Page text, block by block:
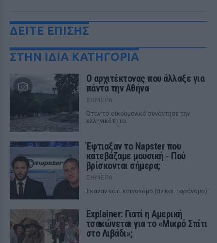
ΔΕΙΤΕ ΕΠΙΣΗΣ
ΣΤΗΝ ΙΔΙΑ ΚΑΤΗΓΟΡΙΑ
Ο αρχιτέκτονας που άλλαξε για
πάντα την Αθήνα
ΣΉΜΕΡΑ
Όταν το οικουμενικό συνάντησε την
ελληνικότητα
Έφτιαξαν το Napster που
κατεβάζαμε μουσική ‑ Πού
βρίσκονται σήμερα;
ΣΉΜΕΡΑ
Έκαναν κάτι καινοτόμο (αν και παράνομο)
Explainer: Γιατί η Αμερική
τσακώνεται για το «Μικρό Σπίτι
στο Λιβάδι»;